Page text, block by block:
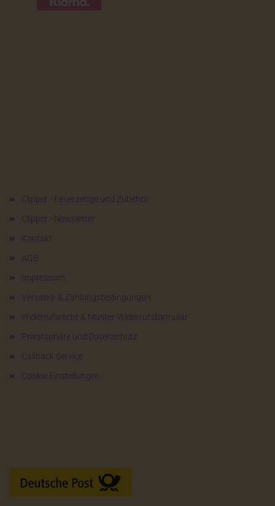
Clipper - Feuerzeuge und Zubehör
Clipper - Newsletter
Kontakt
AGB
Impressum
Versand- & Zahlungsbedingungen
Widerrufsrecht & Muster-Widerrufsformular
Privatsphäre und Datenschutz
Callback Service
Cookie Einstellungen